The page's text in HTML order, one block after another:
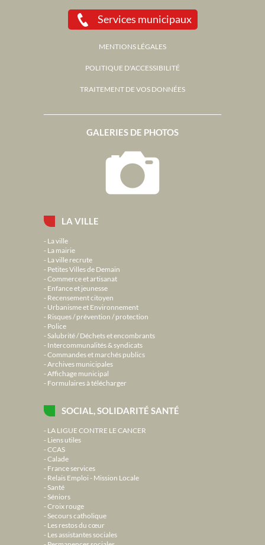
LA VILLE
La ville
La mairie
La ville recrute
Petites Villes de Demain
Commerce et artisanat
Enfance et jeunesse
Recensement citoyen
Urbanisme et Environnement
Risques / prévention / protection
Police
Salubrité / Déchets et encombrants
Intercommunalités & syndicats
Commandes et marchés publics
Archives municipales
Affichage municipal
Formulaires à télécharger
SOCIAL, SOLIDARITÉ SANTÉ
LA LIGUE CONTRE LE CANCER
Liens utiles
CCAS
Calade
France services
Relais Emploi - Mission Locale
Santé
Séniors
Croix rouge
Secours catholique
Les restos du cœur
Les assistantes sociales
GALERIES DE PHOTOS
Services municipaux
MENTIONS LÉGALES
POLITIQUE D'ACCESSIBILITÉ
TRAITEMENT DE VOS DONNÉES